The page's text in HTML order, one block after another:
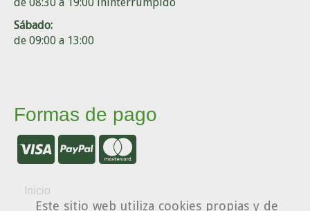
Este sitio web utiliza cookies propias y de
Sábado:
de 09:00 a 13:00
Formas de pago
Inicio